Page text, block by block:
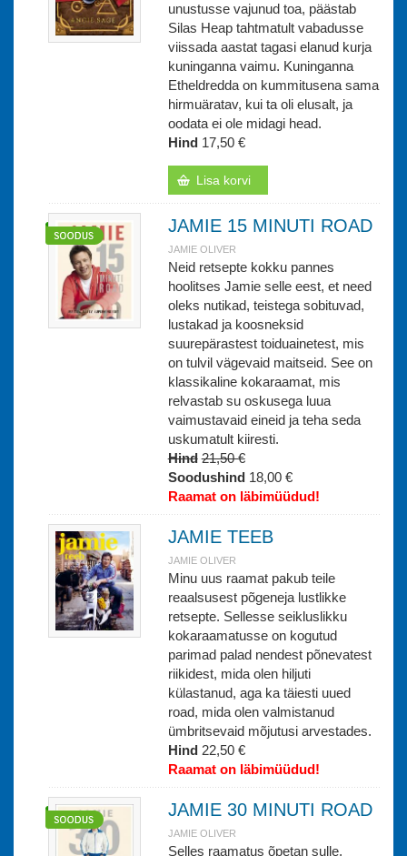
unustusse vajunud toa, päästab
Silas Heap tahtmatult vabadusse
viissada aastat tagasi elanud kurja
kuninganna vaimu. Kuninganna
Etheldredda on kummitusena sama
hirmuäratav, kui ta oli elusalt, ja
oodata ei ole midagi head.
Hind 17,50 €
Lisa korvi
JAMIE 15 MINUTI ROAD
JAMIE OLIVER
Neid retsepte kokku pannes
hoolitses Jamie selle eest, et need
oleks nutikad, teistega sobituvad,
lustakad ja koosneksid
suurepärastest toiduainetest, mis
on tulvil vägevaid maitseid. See on
klassikaline kokaraamat, mis
relvastab su oskusega luua
vaimustavaid eineid ja teha seda
uskumatult kiiresti.
Hind 21,50 €
Soodushind 18,00 €
Raamat on läbimüüdud!
JAMIE TEEB
JAMIE OLIVER
Minu uus raamat pakub teile
reaalsusest põgeneja lustlikke
retsepte. Sellesse seikluslikku
kokaraamatusse on kogutud
parimad palad nendest põnevatest
riikidest, mida olen hiljuti
külastanud, aga ka täiesti uued
road, mida olen valmistanud
ümbritsevaid mõjutusi arvestades.
Hind 22,50 €
Raamat on läbimüüdud!
JAMIE 30 MINUTI ROAD
JAMIE OLIVER
Selles raamatus õpetan sulle,